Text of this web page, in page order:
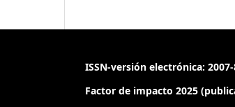
ISSN-versión electrónica:
Factor de impacto 2025